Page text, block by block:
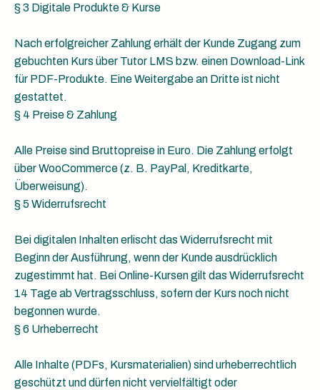
§ 3 Digitale Produkte & Kurse
Nach erfolgreicher Zahlung erhält der Kunde Zugang zum
gebuchten Kurs über Tutor LMS bzw. einen Download-Link
für PDF-Produkte. Eine Weitergabe an Dritte ist nicht
gestattet.
§ 4 Preise & Zahlung
Alle Preise sind Bruttopreise in Euro. Die Zahlung erfolgt
über WooCommerce (z. B. PayPal, Kreditkarte,
Überweisung).
§ 5 Widerrufsrecht
Bei digitalen Inhalten erlischt das Widerrufsrecht mit
Beginn der Ausführung, wenn der Kunde ausdrücklich
zugestimmt hat. Bei Online-Kursen gilt das Widerrufsrecht
14 Tage ab Vertragsschluss, sofern der Kurs noch nicht
begonnen wurde.
§ 6 Urheberrecht
Alle Inhalte (PDFs, Kursmaterialien) sind urheberrechtlich
geschützt und dürfen nicht vervielfältigt oder